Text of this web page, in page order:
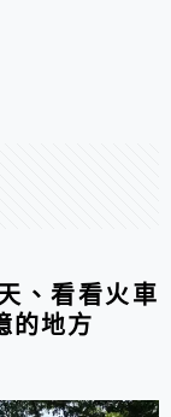
、看看火車
的地方